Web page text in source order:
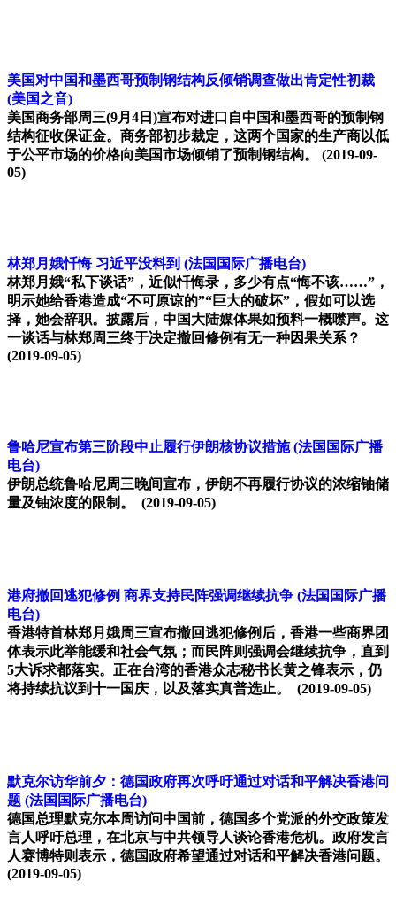
美国对中国和墨西哥预制钢结构反倾销调查做出肯定性初裁
(美国之音)
美国商务部周三(9月4日)宣布对进口自中国和墨西哥的预制钢
结构征收保证金。商务部初步裁定，这两个国家的生产商以低
于公平市场的价格向美国市场倾销了预制钢结构。
(2019-09-
05)
林郑月娥忏悔 习近平没料到 (法国国际广播电台)
林郑月娥“私下谈话”，近似忏悔录，多少有点“悔不该……”，
明示她给香港造成“不可原谅的”“巨大的破坏”，假如可以选
择，她会辞职。披露后，中国大陆媒体果如预料一概噤声。这
一谈话与林郑周三终于决定撤回修例有无一种因果关系？
(2019-09-05)
鲁哈尼宣布第三阶段中止履行伊朗核协议措施(法国国际广播
电台)
伊朗总统鲁哈尼周三晚间宣布，伊朗不再履行协议的浓缩铀储
量及铀浓度的限制。 (2019-09-05)
港府撤回逃犯修例 商界支持民阵强调继续抗争 (法国国际广播
电台)
香港特首林郑月娥周三宣布撤回逃犯修例后，香港一些商界团
体表示此举能缓和社会气氛；而民阵则强调会继续抗争，直到
5大诉求都落实。正在台湾的香港众志秘书长黄之锋表示，仍
将持续抗议到十一国庆，以及落实真普选止。 (2019-09-05)
默克尔访华前夕：德国政府再次呼吁通过对话和平解决香港问
题 (法国国际广播电台)
德国总理默克尔本周访问中国前，德国多个党派的外交政策发
言人呼吁总理，在北京与中共领导人谈论香港危机。政府发言
人赛博特则表示，德国政府希望通过对话和平解决香港问题。
(2019-09-05)